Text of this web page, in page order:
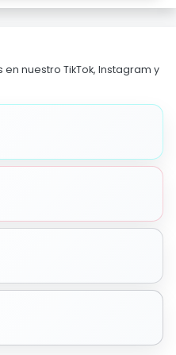
nuestro TikTok, Instagram y